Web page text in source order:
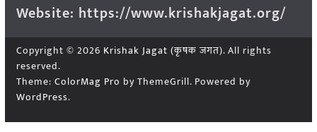
Website: https://www.krishakjagat.org/
Copyright © 2026 Krishak Jagat (कृषक जगत). All rights
reserved.
Theme: ColorMag Pro by ThemeGrill. Powered by
WordPress.